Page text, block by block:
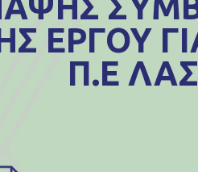
ΕΡΓΟΥ
Π.Ε